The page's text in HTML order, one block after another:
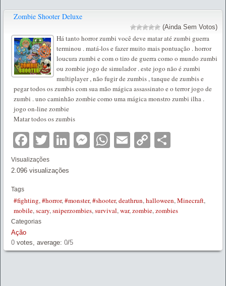
Zombie Shooter Deluxe
(Ainda Sem Votos)
Há tanto horror zumbi você deve matar até zumbi guerra
terminou . matá-los e fazer muito mais pontuação . horror
loucura zumbi e com o tiro de guerra como o mundo zumbi
ou zombie jogo de simulador . este jogo não é zumbi
multiplayer , não fugir de zumbis , tanque de zumbis e
pegar todos os zumbis com sua mão mágica assassinato e o terror jogo de
zumbi . uno caminhão zombie como uma mágica monstro zumbi ilha .
jogo on-line zombie
Matar todos os zumbis
Facebook
TwitterLinkedIn
Messenger
WhatsApp
EmailCopy
Visualizações
2.096 visualizações
Tags
#fighting,#horror,#monster,#shooter,deathrun,halloween,Minecraft,
mobile,scary,sniperzombies,survival,war,zombie,zombies
Categorias
Ação
0 votes, average: 0/5